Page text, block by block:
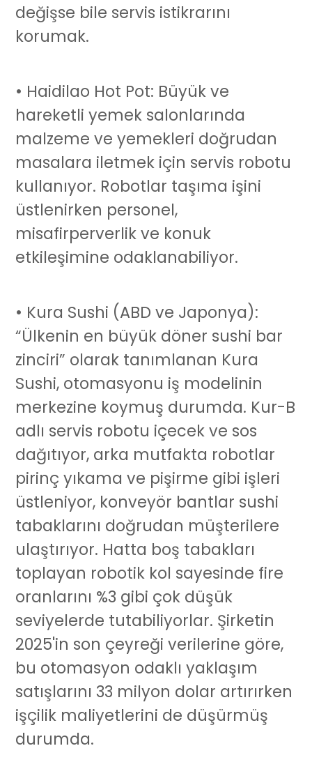
değişse bile servis istikrarını
korumak.
• Haidilao Hot Pot: Büyük ve
hareketli yemek salonlarında
malzeme ve yemekleri doğrudan
masalara iletmek için servis robotu
kullanıyor. Robotlar taşıma işini
üstlenirken personel,
misafirperverlik ve konuk
etkileşimine odaklanabiliyor.
• Kura Sushi (ABD ve Japonya):
“Ülkenin en büyük döner sushi bar
zinciri” olarak tanımlanan Kura
Sushi, otomasyonu iş modelinin
merkezine koymuş durumda. Kur-B
adlı servis robotu içecek ve sos
dağıtıyor, arka mutfakta robotlar
pirinç yıkama ve pişirme gibi işleri
üstleniyor, konveyör bantlar sushi
tabaklarını doğrudan müşterilere
ulaştırıyor. Hatta boş tabakları
toplayan robotik kol sayesinde fire
oranlarını %3 gibi çok düşük
seviyelerde tutabiliyorlar. Şirketin
2025'in son çeyreği verilerine göre,
bu otomasyon odaklı yaklaşım
satışlarını 33 milyon dolar artırırken
işçilik maliyetlerini de düşürmüş
durumda.